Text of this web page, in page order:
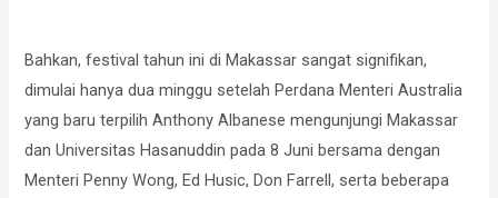
Bahkan, festival tahun ini di Makassar sangat signifikan,
dimulai hanya dua minggu setelah Perdana Menteri Australia
yang baru terpilih Anthony Albanese mengunjungi Makassar
dan Universitas Hasanuddin pada 8 Juni bersama dengan
Menteri Penny Wong, Ed Husic, Don Farrell, serta beberapa